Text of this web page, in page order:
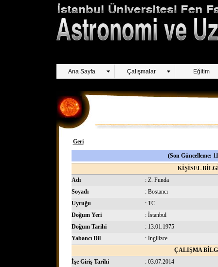
Ana Sayfa Çalışmalar Eğitim
Geri
(Son Güncelleme:
KİŞİSEL
Adı
: Z. Funda
Soyadı
: Bostancı
Uyruğu
: TC
Doğum Yeri
: İstanbul
Doğum Tarihi
: 13.01.1975
Yabancı Dil
: İngilizce
ÇALIŞMA
İşe Giriş Tarihi
: 03.07.2014